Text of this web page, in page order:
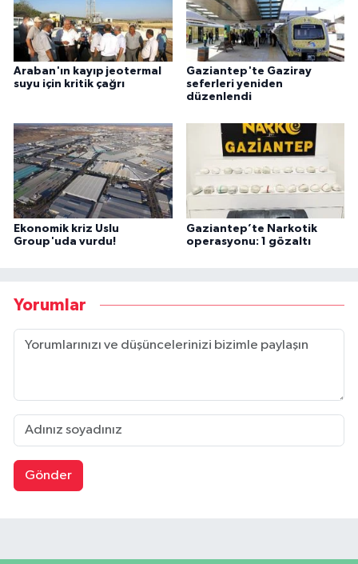
Araban'ın kayıp jeotermal
suyu için kritik çağrı
Gaziantep'te Gaziray
seferleri yeniden
düzenlendi
Ekonomik kriz Uslu
Group'uda vurdu!
Gaziantep’te Narkotik
operasyonu: 1 gözaltı
Yorumlar
Gönder